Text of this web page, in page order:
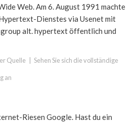
Web. Am 6. August 1991 machte
Dienstes via Usenet mit
alt. hypertext öffentlich und
Quelle Sehen Sie sich die vollständige
an
Riesen Google. Hast du ein